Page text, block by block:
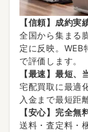
【信頼】成約
全国から集まる
定に反映。WEB
で評価します。
【最速】最短、
宅配買取に最適
入金まで最短距
【安心】完全無
送料・査定料・